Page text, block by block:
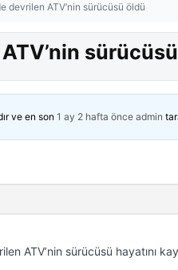
devrilen ATV’nin sürücüsü öldü
ve en son 1 ay 2 hafta önce admin
ATV’nin sürücüsü hayatını